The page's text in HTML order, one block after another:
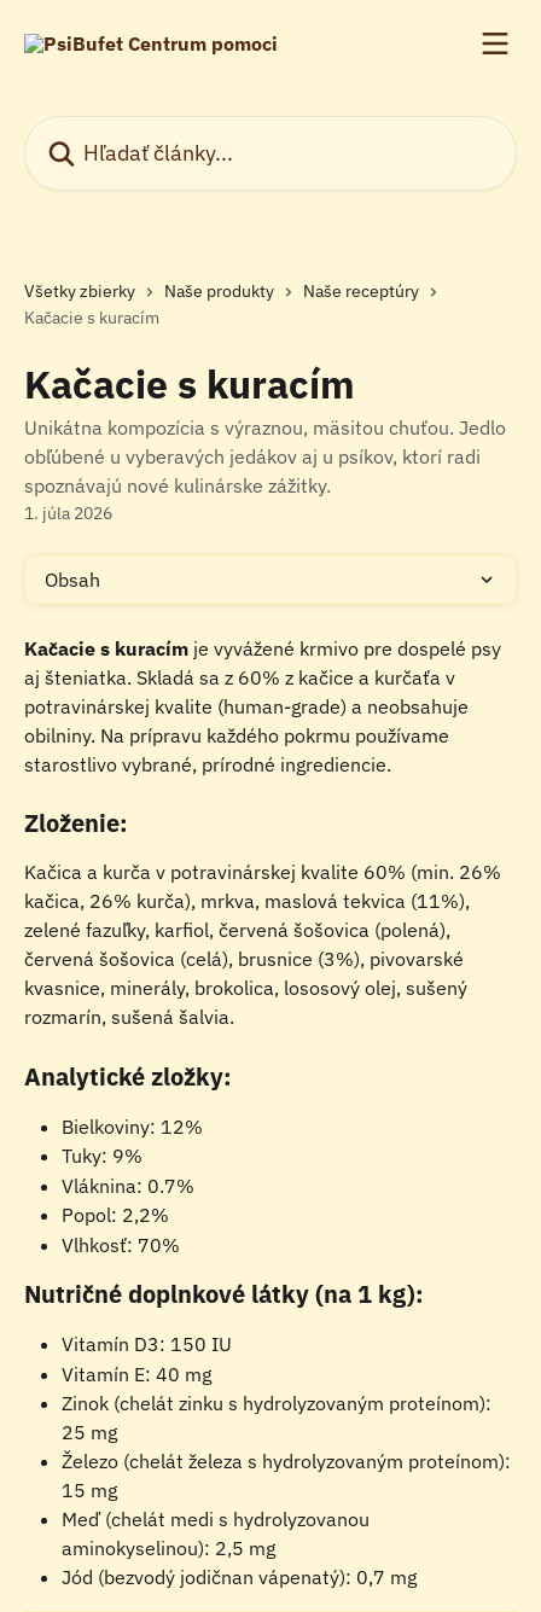
Všetky zbierky Naše produkty
Naše receptúry
Kačacie s kuracím
Kačacie s kuracím
Unikátna kompozícia s výraznou, mäsitou chuťou. Jedlo
obľúbené u vyberavých jedákov aj u psíkov, ktorí radi
spoznávajú nové kulinárske zážitky.
1. júla 2026
Obsah
Kačacie s kuracím je vyvážené krmivo pre dospelé psy
aj šteniatka. Skladá sa z 60% z kačice a kurčaťa v
potravinárskej kvalite (human-grade) a neobsahuje
obilniny. Na prípravu každého pokrmu používame
starostlivo vybrané, prírodné ingrediencie.
Zloženie:
Kačica a kurča v potravinárskej kvalite 60% (min. 26%
kačica, 26% kurča), mrkva, maslová tekvica (11%),
zelené fazuľky, karfiol, červená šošovica (polená),
červená šošovica (celá), brusnice (3%), pivovarské
kvasnice, minerály, brokolica, lososový olej, sušený
rozmarín, sušená šalvia.
Analytické zložky:
Bielkoviny: 12%
Tuky: 9%
Vláknina: 0.7%
Popol: 2,2%
Vlhkosť: 70%
Nutričné doplnkové látky (na 1 kg):
Vitamín D3: 150 IU
Vitamín E: 40 mg
Zinok (chelát zinku s hydrolyzovaným proteínom):
25 mg
Železo (chelát železa s hydrolyzovaným proteínom):
15 mg
Meď (chelát medi s hydrolyzovanou
aminokyselinou): 2,5 mg
Jód (bezvodý jodičnan vápenatý): 0,7 mg